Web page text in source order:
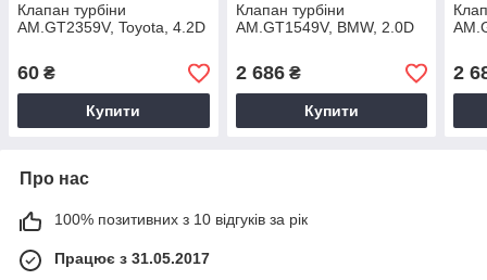
Клапан турбіни
AM.GT2359V, Toyota, 4.2D
60 ₴
Купити
Клапан турбіни
AM.GT1549V, BMW, 2.0D
2 686₴
Купити
2
Про нас
100% позитивних з 10 відгуків за рік
Працює з 31.05.2017